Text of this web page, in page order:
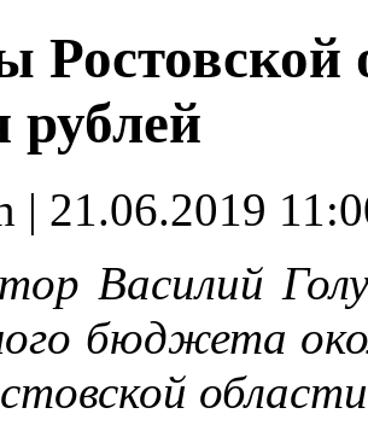
рублей
| 21.06.2019
Василий
бюджета